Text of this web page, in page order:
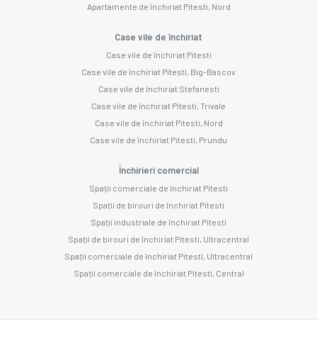
Apartamente de închiriat Pitesti, Nord
Case vile de închiriat
Case vile de închiriat Pitesti
Case vile de închiriat Pitesti, Big-Bascov
Case vile de închiriat Stefanesti
Case vile de închiriat Pitesti, Trivale
Case vile de închiriat Pitesti, Nord
Case vile de închiriat Pitesti, Prundu
Închirieri comercial
Spații comerciale de închiriat Pitesti
Spații de birouri de închiriat Pitesti
Spații industriale de închiriat Pitesti
Spații de birouri de închiriat Pitesti, Ultracentral
Spații comerciale de închiriat Pitesti, Ultracentral
Spații comerciale de închiriat Pitesti, Central